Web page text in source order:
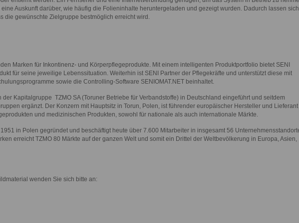
Auskunft darüber, wie häufig die Folieninhalte heruntergeladen und gezeigt wurden. Dadurch lassen sich
die gewünschte Zielgruppe bestmöglich erreicht wird.
Marken für Inkontinenz- und Körperpflegeprodukte. Mit einem intelligenten Produktportfolio bietet SENI
für seine jeweilige Lebenssituation. Weiterhin ist SENI Partner der Pflegekräfte und unterstützt diese mit
sowie die Controlling-Software SENIOMAT.NET beinhaltet.
der Kapitalgruppe TZMO SA (Toruner Betriebe für Verbandstoffe) in Deutschland eingeführt und seitdem
ergänzt. Der Konzern mit Hauptsitz in Torun, Polen, ist führender europäischer Hersteller und Lieferant
und medizinischen Produkten, sowohl für nationale als auch internationale Märkte.
in Polen gegründet und beschäftigt heute über 7.600 Mitarbeiter in insgesamt 56
erreicht TZMO 80 Märkte auf der ganzen Welt und somit ein Drittel der Weltbevölkerung in Europa, Asien,
wenden Sie sich bitte an: